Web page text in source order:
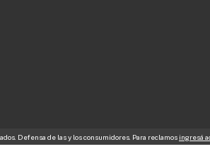
Defensa de las y los consumidores. Para reclamos ingresá